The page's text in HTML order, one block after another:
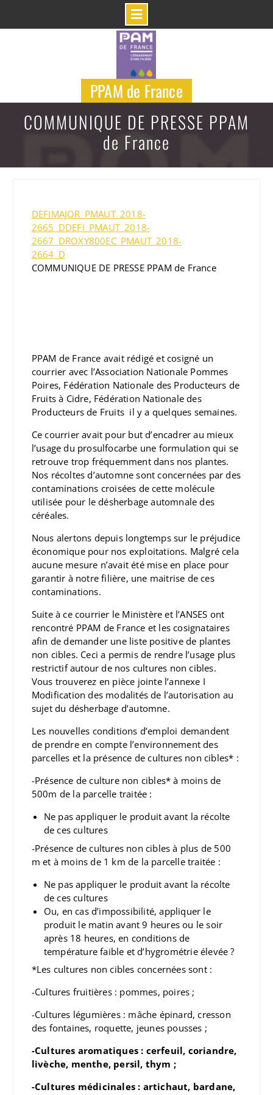
PPAM de France
COMMUNIQUE DE PRESSE PPAM
de France
DEFIMAJOR_PMAUT_2018-
2665_DDEFI_PMAUT_2018-
2667_DROXY800EC_PMAUT_2018-
2664_D
COMMUNIQUE DE PRESSE PPAM de France
PPAM de France avait rédigé et cosigné un
courrier avec l’Association Nationale Pommes
Poires, Fédération Nationale des Producteurs de
Fruits à Cidre, Fédération Nationale des
Producteurs de Fruits il y a quelques semaines.
Ce courrier avait pour but d’encadrer au mieux
l’usage du prosulfocarbe une formulation qui se
retrouve trop fréquemment dans nos plantes.
Nos récoltes d’automne sont concernées par des
contaminations croisées de cette molécule
utilisée pour le désherbage automnale des
céréales.
Nous alertons depuis longtemps sur le préjudice
économique pour nos exploitations. Malgré cela
aucune mesure n’avait été mise en place pour
garantir à notre filière, une maitrise de ces
contaminations.
Suite à ce courrier le Ministère et l’ANSES ont
rencontré PPAM de France et les cosignataires
afin de demander une liste positive de plantes
non cibles. Ceci a permis de rendre l’usage plus
restrictif autour de nos cultures non cibles.
Vous trouverez en pièce jointe l’annexe I
Modification des modalités de l’autorisation au
sujet du désherbage d’automne.
Les nouvelles conditions d’emploi demandent
de prendre en compte l’environnement des
parcelles et la présence de cultures non cibles* :
-Présence de culture non cibles* à moins de
500m de la parcelle traitée :
Ne pas appliquer le produit avant la récolte
de ces cultures
-Présence de cultures non cibles à plus de 500
m et à moins de 1 km de la parcelle traitée :
Ne pas appliquer le produit avant la récolte
de ces cultures
Ou, en cas d’impossibilité, appliquer le
produit le matin avant 9 heures ou le soir
après 18 heures, en conditions de
température faible et d’hygrométrie élevée ?
*Les cultures non cibles concernées sont :
-Cultures fruitières : pommes, poires ;
-Cultures légumières : mâche épinard, cresson
des fontaines, roquette, jeunes pousses ;
-Cultures aromatiques : cerfeuil, coriandre,
livèche, menthe, persil, thym ;
-Cultures médicinales : artichaut, bardane,